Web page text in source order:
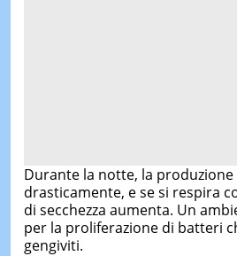
Durante la notte, la produzione
drasticamente, e se si respira
di secchezza aumenta. Un
per la proliferazione di batteri
gengiviti.